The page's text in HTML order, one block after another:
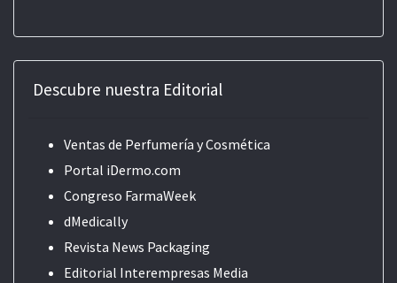
Descubre nuestra Editorial
Ventas de Perfumería y Cosmética
Portal iDermo.com
Congreso FarmaWeek
dMedically
Revista News Packaging
Editorial Interempresas Media